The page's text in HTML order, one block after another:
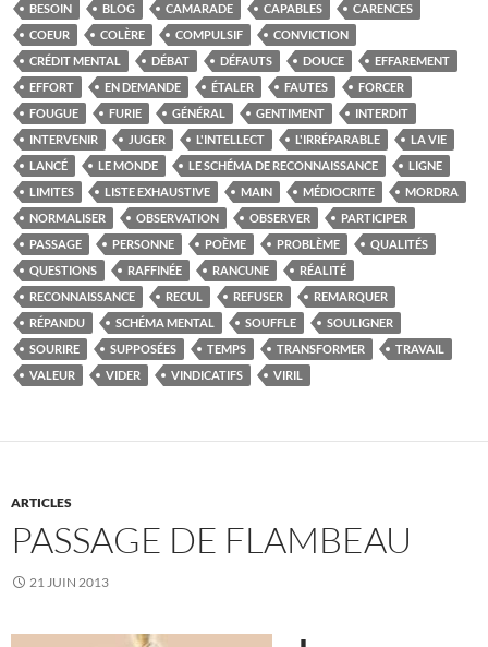
BESOIN BLOG CAMARADE CAPABLES
CARENCES
COEUR
COLÈRE COMPULSIF
CONVICTION
CRÉDIT MENTAL
DÉBAT DÉFAUTS DOUCE
EFFAREMENT
EFFORT
EN DEMANDE ÉTALER FAUTES
FORCER
FOUGUE
FURIE GÉNÉRAL GENTIMENT
INTERDIT
INTERVENIR
JUGER L'INTELLECT L'IRRÉPARABLE
LA VIE
LANCÉ
LE MONDE LE SCHÉMA DE RECONNAISSANCE
LIGNE
LIMITES
LISTE EXHAUSTIVE MAIN MÉDIOCRITE
MORDRA
NORMALISER
OBSERVATION OBSERVER
PARTICIPER
PASSAGE
PERSONNE POÈME PROBLÈME
QUALITÉS
QUESTIONS
RAFFINÉE RANCUNE
RÉALITÉ
RECONNAISSANCE
RECUL REFUSER
REMARQUER
RÉPANDU
SCHÉMA MENTAL SOUFFLE
SOULIGNER
SOURIRE
SUPPOSÉES TEMPS TRANSFORMER
TRAVAIL
VALEUR
VIDER VINDICATIFS VIRIL
ARTICLES
PASSAGE DE FLAMBEAU
21 JUIN 2013